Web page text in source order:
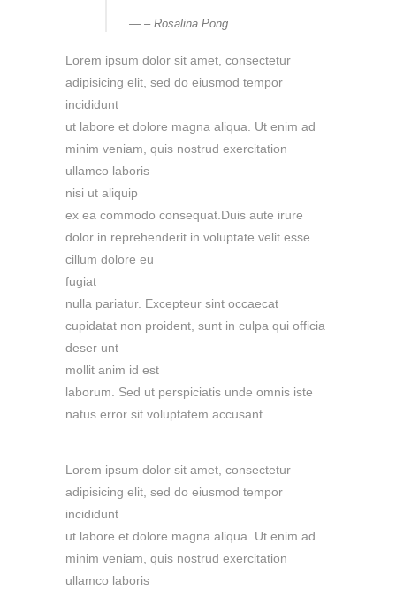
– Rosalina Pong
Lorem ipsum dolor sit amet, consectetur
adipisicing elit, sed do eiusmod tempor
incididunt
ut labore et dolore magna aliqua. Ut enim ad
minim veniam, quis nostrud exercitation
ullamco laboris
nisi ut aliquip
ex ea commodo consequat.Duis aute irure
dolor in reprehenderit in voluptate velit esse
cillum dolore eu
fugiat
nulla pariatur. Excepteur sint occaecat
cupidatat non proident, sunt in culpa qui officia
deser unt
mollit anim id est
laborum. Sed ut perspiciatis unde omnis iste
natus error sit voluptatem accusant.
Lorem ipsum dolor sit amet, consectetur
adipisicing elit, sed do eiusmod tempor
incididunt
ut labore et dolore magna aliqua. Ut enim ad
minim veniam, quis nostrud exercitation
ullamco laboris